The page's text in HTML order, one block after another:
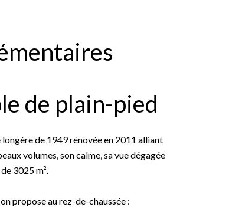
de plain-pied
de 1949 rénovée en 2011 alliant
volumes, son calme, sa vue dégagée
3025 m².
propose au rez-de-chaussée :